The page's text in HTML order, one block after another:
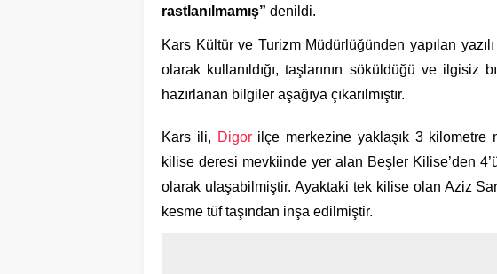
rastlanılmamış” denildi.
Kars Kültür ve Turizm Müdürlüğünden yapılan
olarak kullanıldığı, taşlarının söküldüğü ve ilgisiz
hazırlanan bilgiler aşağıya çıkarılmıştır.
Kars ili, Digorilçe merkezine yaklaşık 3 kilometre
kilise deresi mevkiinde yer alan Beşler Kilise’den
olarak ulaşabilmiştir. Ayaktaki tek kilise olan Aziz
kesme tüf taşından inşa edilmiştir.